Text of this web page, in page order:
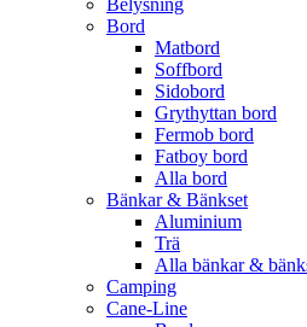
Belysning
Bord
Matbord
Soffbord
Sidobord
Grythyttan bord
Fermob bord
Fatboy bord
Alla bord
Bänkar & Bänkset
Aluminium
Trä
Alla bänkar &
Camping
Cane-Line